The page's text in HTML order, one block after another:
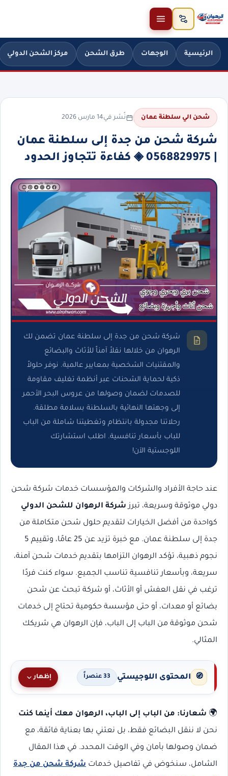
تخطَّ إلى المحتوى
الرئيسية الوجهات طرق الشحن مركز الشحن الدولي
شحن الي سلطنة عمان نُشر في14 مارس 2026
شركة شحن من جدة إلى سلطنة عمان
شركة شحن من جدة إلى سلطنة عمان تضمن لك
الرهوان من خلالها نقلاً آمناً للأثاث والبضائع
والمقتنيات الشخصية بمعايير عالمية. نوفر حلولاً
ذكية لحماية الشحنات عبر أنظمة تغليف مقاومة
للصدمات لضمان وصولها من عروس البحر الأحمر
إلى وجهتها النهائية بالسلطنة بسلامة مطلقة.
رحلاتنا مجدولة بانتظام وتغطيتنا شاملة من الباب
للباب بأسعار تنافسية. اطلب استشارتك
اللوجستية الآن!
عند حاجة الأفراد والشركات والمؤسسات خدمات شركة شحن
دولي موثوقة وسريعة، تبرز شركة الرهوان للشحن الدولي
كواحدة من أفضل الخيارات لتقديم حلول شحن متكاملة من
جدة إلى سلطنة عمان. مع خبرة تزيد عن 25 عامًا، وتقييم 5
نجوم ذهبية، تؤكد الرهوان التزامها بتقديم خدمات شحن آمنة،
سريعة، وبأسعار تنافسية تناسب الجميع. سواء كنت فردًا
ترغب في نقل العفش أو الأثاث، أو شركة تبحث عن شحن
بضائع أو معدات، أو حتى مؤسسة حكومية تحتاج إلى خدمات
شحن موثوقة من الباب إلى الباب، فإن الرهوان هي شريكك
المثالي.
🧭 المحتوى اللوجيستي 33 عنصراً إظهار
🌍 شعارنا: من الباب إلى الباب، الرهوان معك أينما كنت
نحن لا ننقل البضائع فقط، بل نعتني بها بعناية فائقة، مع
ضمان وصولها بأمان وفي الوقت المحدد. في هذا المقال
الشامل، سنخوض في تفاصيل خدمات شركة شحن من جدة